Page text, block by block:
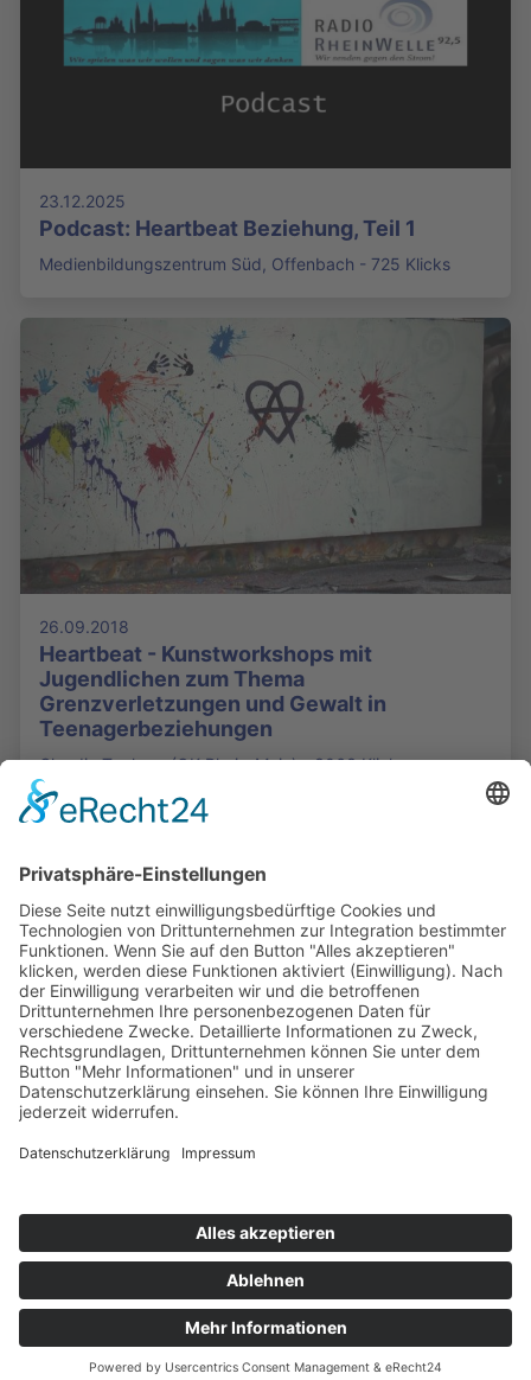
23.12.2025
Podcast: Heartbeat Beziehung, Teil 1
Medienbildungszentrum Süd, Offenbach - 725 Klicks
26.09.2018
Heartbeat - Kunstworkshops mit
Jugendlichen zum Thema
Grenzverletzungen und Gewalt in
Teenagerbeziehungen
Claudia Taphorn (OK Rhein-Main) - 3063 Klicks
Podcasts, Themen und Informationen.
Entdecken Sie unser Forum für Medien, Bildung
und Demokratie - jederzeit und überall
verfügbar.
Mehr erfahren
COOKIE-EINSTELLUNGEN